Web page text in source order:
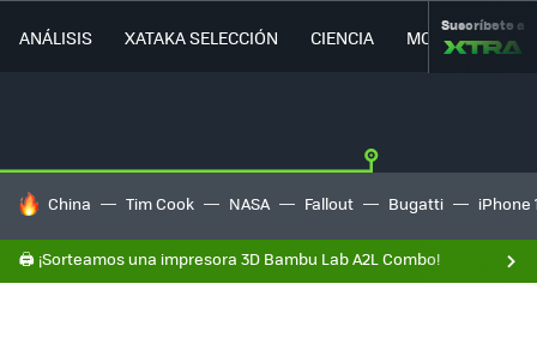
ANÁLISIS XATAKA SELECCIÓN CIENCIA MOVILIDAD
Suscríbete a
HOY SE HABLA DE
China Tim Cook NASA Fallout Bugatti iPhone
🖨️ ¡Sorteamos una impresora 3D Bambu Lab A2L Combo!